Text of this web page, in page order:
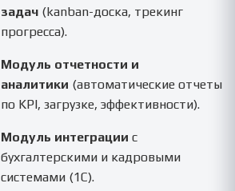
задач (kanban-доска, трекинг
прогресса).
Модуль отчетности и
аналитики (автоматические отчеты
по KPI, загрузке, эффективности).
Модуль интеграции с
бухгалтерскими и кадровыми
системами (1С).